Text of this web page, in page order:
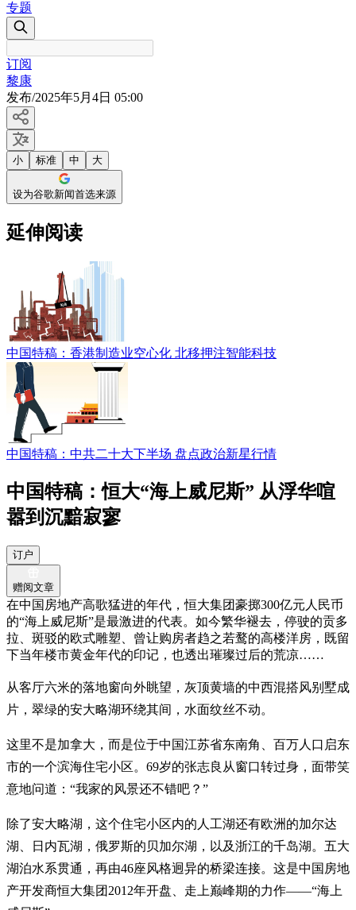
专题
订阅
黎康
发布/2025年5月4日 05:00
小 标准 中 大
设为谷歌新闻首选来源
延伸阅读
中国特稿：香港制造业空心化 北移押注智能科技
中国特稿：中共二十大下半场 盘点政治新星行情
中国特稿：恒大“海上威尼斯” 从浮华喧
嚣到沉黯寂寥
订户
赠阅文章
在中国房地产高歌猛进的年代，恒大集团豪掷300亿元人民币
的“海上威尼斯”是最激进的代表。如今繁华褪去，停驶的贡多
拉、斑驳的欧式雕塑、曾让购房者趋之若鹜的高楼洋房，既留
下当年楼市黄金年代的印记，也透出璀璨过后的荒凉……
从客厅六米的落地窗向外眺望，灰顶黄墙的中西混搭风别墅成
片，翠绿的安大略湖环绕其间，水面纹丝不动。
这里不是加拿大，而是位于中国江苏省东南角、百万人口启东
市的一个滨海住宅小区。69岁的张志良从窗口转过身，面带笑
意地问道：“我家的风景还不错吧？”
除了安大略湖，这个住宅小区内的人工湖还有欧洲的加尔达
湖、日内瓦湖，俄罗斯的贝加尔湖，以及浙江的千岛湖。五大
湖泊水系贯通，再由46座风格迥异的桥梁连接。这是中国房地
产开发商恒大集团2012年开盘、走上巅峰期的力作——“海上